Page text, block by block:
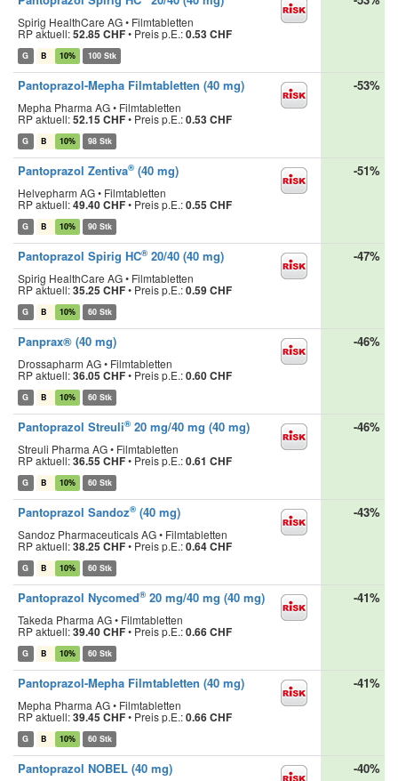
Spirig HealthCare AG • Filmtabletten
RP aktuell:52.85 CHF• Preis p.E.:0.53 CHF
G B 10% 100 Stk
Pantoprazol-Mepha Filmtabletten (40 mg)
Mepha Pharma AG • Filmtabletten
RP aktuell:52.15 CHF• Preis p.E.:0.53 CHF
G B 10% 98 Stk
-53%
Pantoprazol Zentiva® (40 mg)
Helvepharm AG • Filmtabletten
RP aktuell:49.40 CHF• Preis p.E.:0.55 CHF
G B 10% 90 Stk
-51%
Pantoprazol Spirig HC® 20/40 (40 mg)
Spirig HealthCare AG • Filmtabletten
RP aktuell:35.25 CHF• Preis p.E.:0.59 CHF
G B 10% 60 Stk
-47%
Panprax® (40 mg)
Drossapharm AG • Filmtabletten
RP aktuell:36.05 CHF• Preis p.E.:0.60 CHF
G B 10% 60 Stk
-46%
Pantoprazol Streuli® 20 mg/40 mg (40 mg)
Streuli Pharma AG • Filmtabletten
RP aktuell:36.55 CHF• Preis p.E.:0.61 CHF
G B 10% 60 Stk
-46%
Pantoprazol Sandoz® (40 mg)
Sandoz Pharmaceuticals AG • Filmtabletten
RP aktuell:38.25 CHF• Preis p.E.:0.64 CHF
G B 10% 60 Stk
-43%
Pantoprazol Nycomed® 20 mg/40 mg (40 mg)
Takeda Pharma AG • Filmtabletten
RP aktuell:39.40 CHF• Preis p.E.:0.66 CHF
G B 10% 60 Stk
-41%
Pantoprazol-Mepha Filmtabletten (40 mg)
Mepha Pharma AG • Filmtabletten
RP aktuell:39.45 CHF• Preis p.E.:0.66 CHF
G B 10% 60 Stk
-41%
Pantoprazol NOBEL (40 mg) -40%